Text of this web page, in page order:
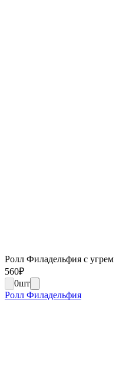
Ролл Филадельфия с угрем
560₽
0шт
Ролл Филадельфия